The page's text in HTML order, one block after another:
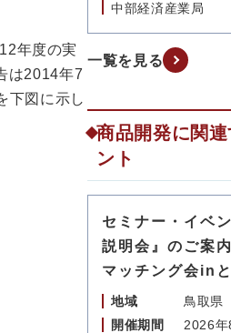
年度の実
は2014年7
下図に示し
中部経済産業局
一覧を見る
商品開発に関
ント
セミナー・イベ
説明会』のご案
マッチング会inと
地域
鳥取県
開催期間
2026年